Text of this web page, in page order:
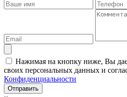
Нажимая на кнопку ниже, Вы
своих персональных данных и
Конфиденциальности
Отправить